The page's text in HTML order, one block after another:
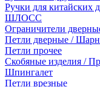
Ручки для китайских
ШЛОСС
Ограничители
Петли дверные /
Петли прочее
Скобяные изделия /
Шпингалет
Петли врезные